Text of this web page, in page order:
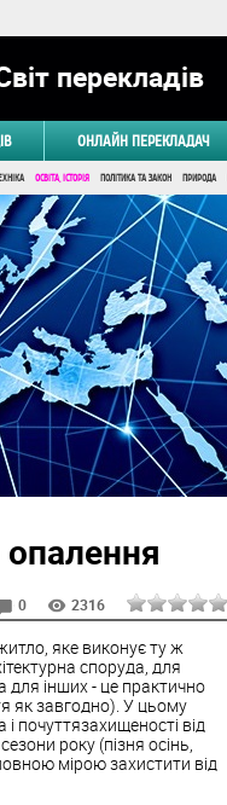
перекладів
ОНЛАЙН ПЕРЕКЛАДАЧ
ОСВІТА, ІСТОРІЯ ПОЛІТИКА ТА ЗАКОН ПРИРОДА
0 2316
яке виконує ту ж
споруда, для
для інших - це практично
як завгодно). У цьому
почуттязахищеності від
року (пізня осінь,
мірою захистити від